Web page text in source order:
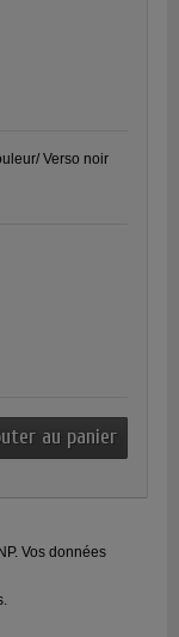
Verso noir
au panier
Vos données